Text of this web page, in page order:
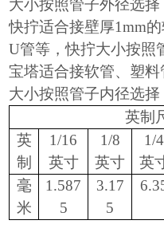
大小按照管子外径选择
快拧适合接壁厚1mm
U管等，快拧大小按照
宝塔适合接软管、塑
大小按照管子内径选择
英制
英
制
1/16
英寸
1/8
英寸
1/4
英
毫
米
1.587
5
3.17
5